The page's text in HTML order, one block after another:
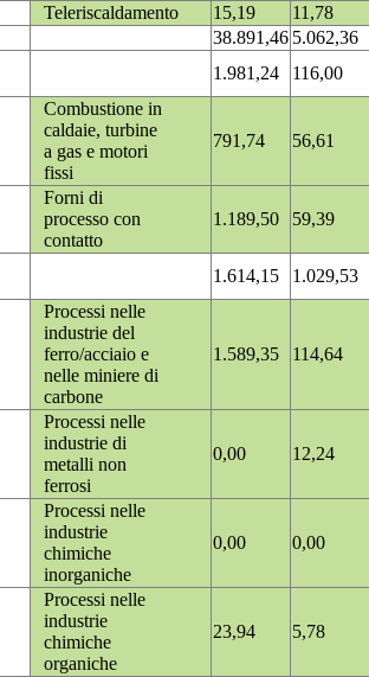
Teleriscaldamento 15,19
11,78
38.891,46 5.062,36
1.981,24
116,00
Combustione in
caldaie, turbine
a gas e motori
fissi
791,74 56,61
Forni di
processo con
contatto
1.189,50 59,39
1.614,15
1.029,53
Processi nelle
industrie del
ferro/acciaio e
nelle miniere di
carbone
1.589,35 114,64
Processi nelle
industrie di
metalli non
ferrosi
0,00 12,24
Processi nelle
industrie
chimiche
inorganiche
0,00 0,00
Processi nelle
industrie
chimiche
organiche
23,94 5,78